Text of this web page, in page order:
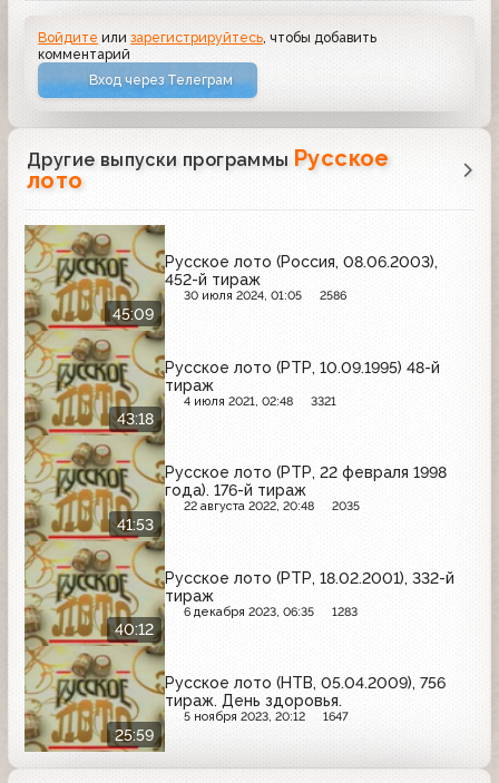
Войдите илизарегистрируйтесь , чтобы добавить
комментарий
Вход через Телеграм
Другие выпуски программы Русское
лото
45:09
Русское лото (Россия, 08.06.2003),
452-й тираж
30 июля 2024, 01:05 2586
43:18
Русское лото (РТР, 10.09.1995) 48-й
тираж
4 июля 2021, 02:48 3321
41:53
Русское лото (РТР, 22 февраля 1998
года). 176-й тираж
22 августа 2022, 20:48 2035
40:12
Русское лото (РТР, 18.02.2001), 332-й
тираж
6 декабря 2023, 06:35 1283
25:59
Русское лото (НТВ, 05.04.2009), 756
тираж. День здоровья.
5 ноября 2023, 20:12 1647